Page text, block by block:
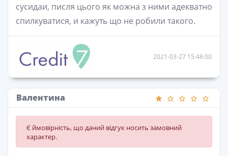
сусидаи, писля цього як можна з ними адекватно
спилкуватися, и кажуть що не робили такого.
2021-03-27 15:48:00
Валентина
Є ймовірність, що даний відгук носить замовний
характер.